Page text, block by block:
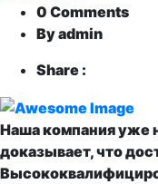
0 Comments
By admin
Share :
Наша компания уже
доказывает, что